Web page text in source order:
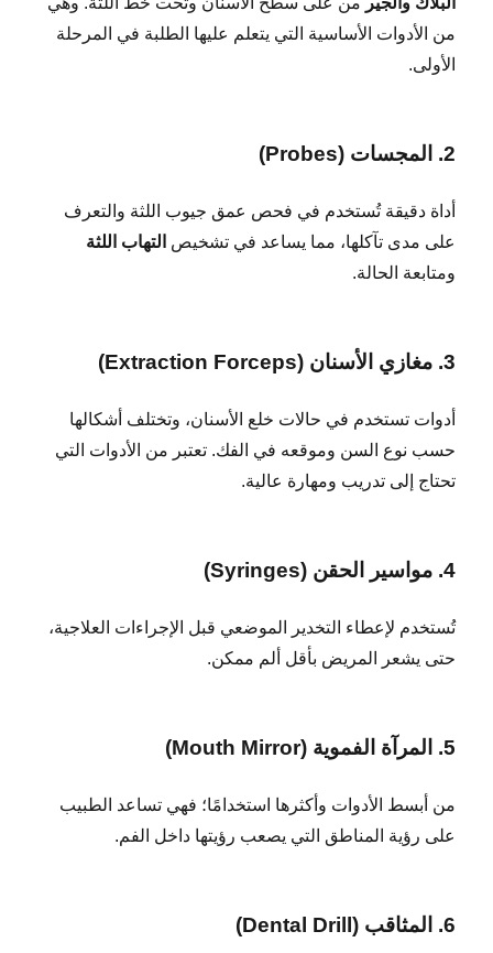
من الأدوات الأساسية التي يتعلم عليها الطلبة في المرحلة
الأولى.
2. المجسات (Probes)
أداة دقيقة تُستخدم في فحص عمق جيوب اللثة والتعرف
على مدى تآكلها، مما يساعد في تشخيص التهاب اللثة
ومتابعة الحالة.
3. مغازي الأسنان (Extraction Forceps)
أدوات تستخدم في حالات خلع الأسنان، وتختلف أشكالها
حسب نوع السن وموقعه في الفك. تعتبر من الأدوات التي
تحتاج إلى تدريب ومهارة عالية.
4. مواسير الحقن (Syringes)
تُستخدم لإعطاء التخدير الموضعي قبل الإجراءات العلاجية،
حتى يشعر المريض بأقل ألم ممكن.
5. المرآة الفموية (Mouth Mirror)
من أبسط الأدوات وأكثرها استخدامًا؛ فهي تساعد الطبيب
على رؤية المناطق التي يصعب رؤيتها داخل الفم.
6. المثاقب (Dental Drill)